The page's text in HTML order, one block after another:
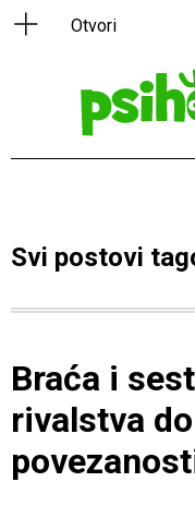
Svi postovi
Braća i
rivalstva